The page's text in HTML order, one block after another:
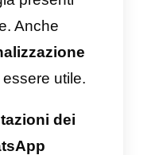
breve
la
al programma
delle